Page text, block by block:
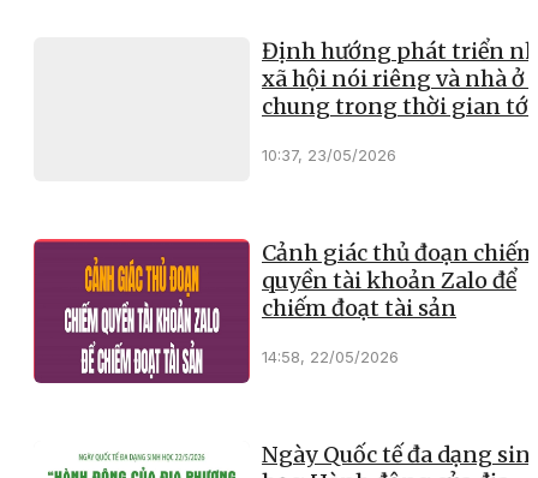
Định hướng phát triển
xã hội nói riêng và nhà ở
chung trong thời gian tới
10:37, 23/05/2026
Cảnh giác thủ đoạn chiếm
quyền tài khoản Zalo để
chiếm đoạt tài sản
14:58, 22/05/2026
Ngày Quốc tế đa dạng